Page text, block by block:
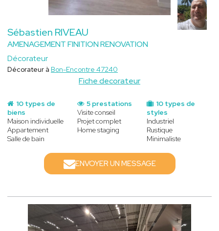
Sébastien RIVEAU
AMENAGEMENT FINITION RENOVATION
Décorateur
Fiche decorateur
Décorateur à Bon-Encontre 47240
10 types de
biens
Maison individuelle
Appartement
Salle de bain
10 types de
styles
Industriel
Rustique
Minimaliste
5 prestations
Visite conseil
Projet complet
Home staging
ENVOYER UN MESSAGE